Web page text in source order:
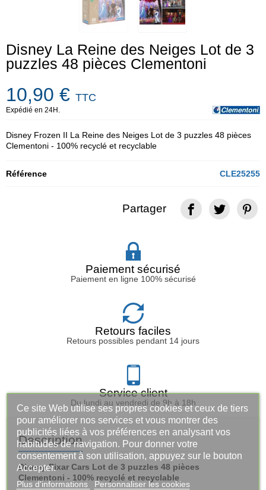
Disney La Reine des Neiges Lot de 3
puzzles 48 pièces Clementoni
10,90 € TTC
Expédié en 24H.
Disney Frozen II La Reine des Neiges Lot de 3 puzzles 48 pièces
Clementoni - 100% recyclé et recyclable
Référence CLE25255
Partager
Paiement sécurisé
Paiement en ligne 100% sécurisé
Retours faciles
Retours possibles pendant 14 jours
Service client
Du lundi au vendredi de 9h à 18h
Description
Disney Pixar Cars Lot de 3 puzzles 48 pièces
Clementoni - 100% recyclé et recyclable
Ce site Web utilise ses propres cookies et ceux de tiers
pour améliorer nos services et vous montrer des
publicités liées à vos préférences en analysant vos
habitudes de navigation. Pour donner votre
consentement à son utilisation, appuyez sur le bouton
Accepter.
Plus d'informations Personnaliser les cookies